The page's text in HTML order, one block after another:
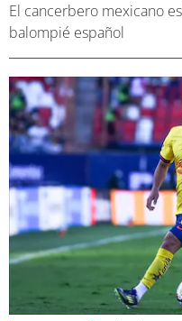
El cancerbero mexicano
balompié español